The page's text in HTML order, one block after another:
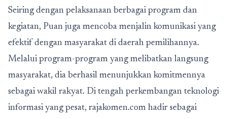
Seiring dengan pelaksanaan berbagai program dan
kegiatan, Puan juga mencoba menjalin komunikasi yang
efektif dengan masyarakat di daerah pemilihannya.
Melalui program-program yang melibatkan langsung
masyarakat, dia berhasil menunjukkan komitmennya
sebagai wakil rakyat. Di tengah perkembangan teknologi
informasi yang pesat, rajakomen.com hadir sebagai